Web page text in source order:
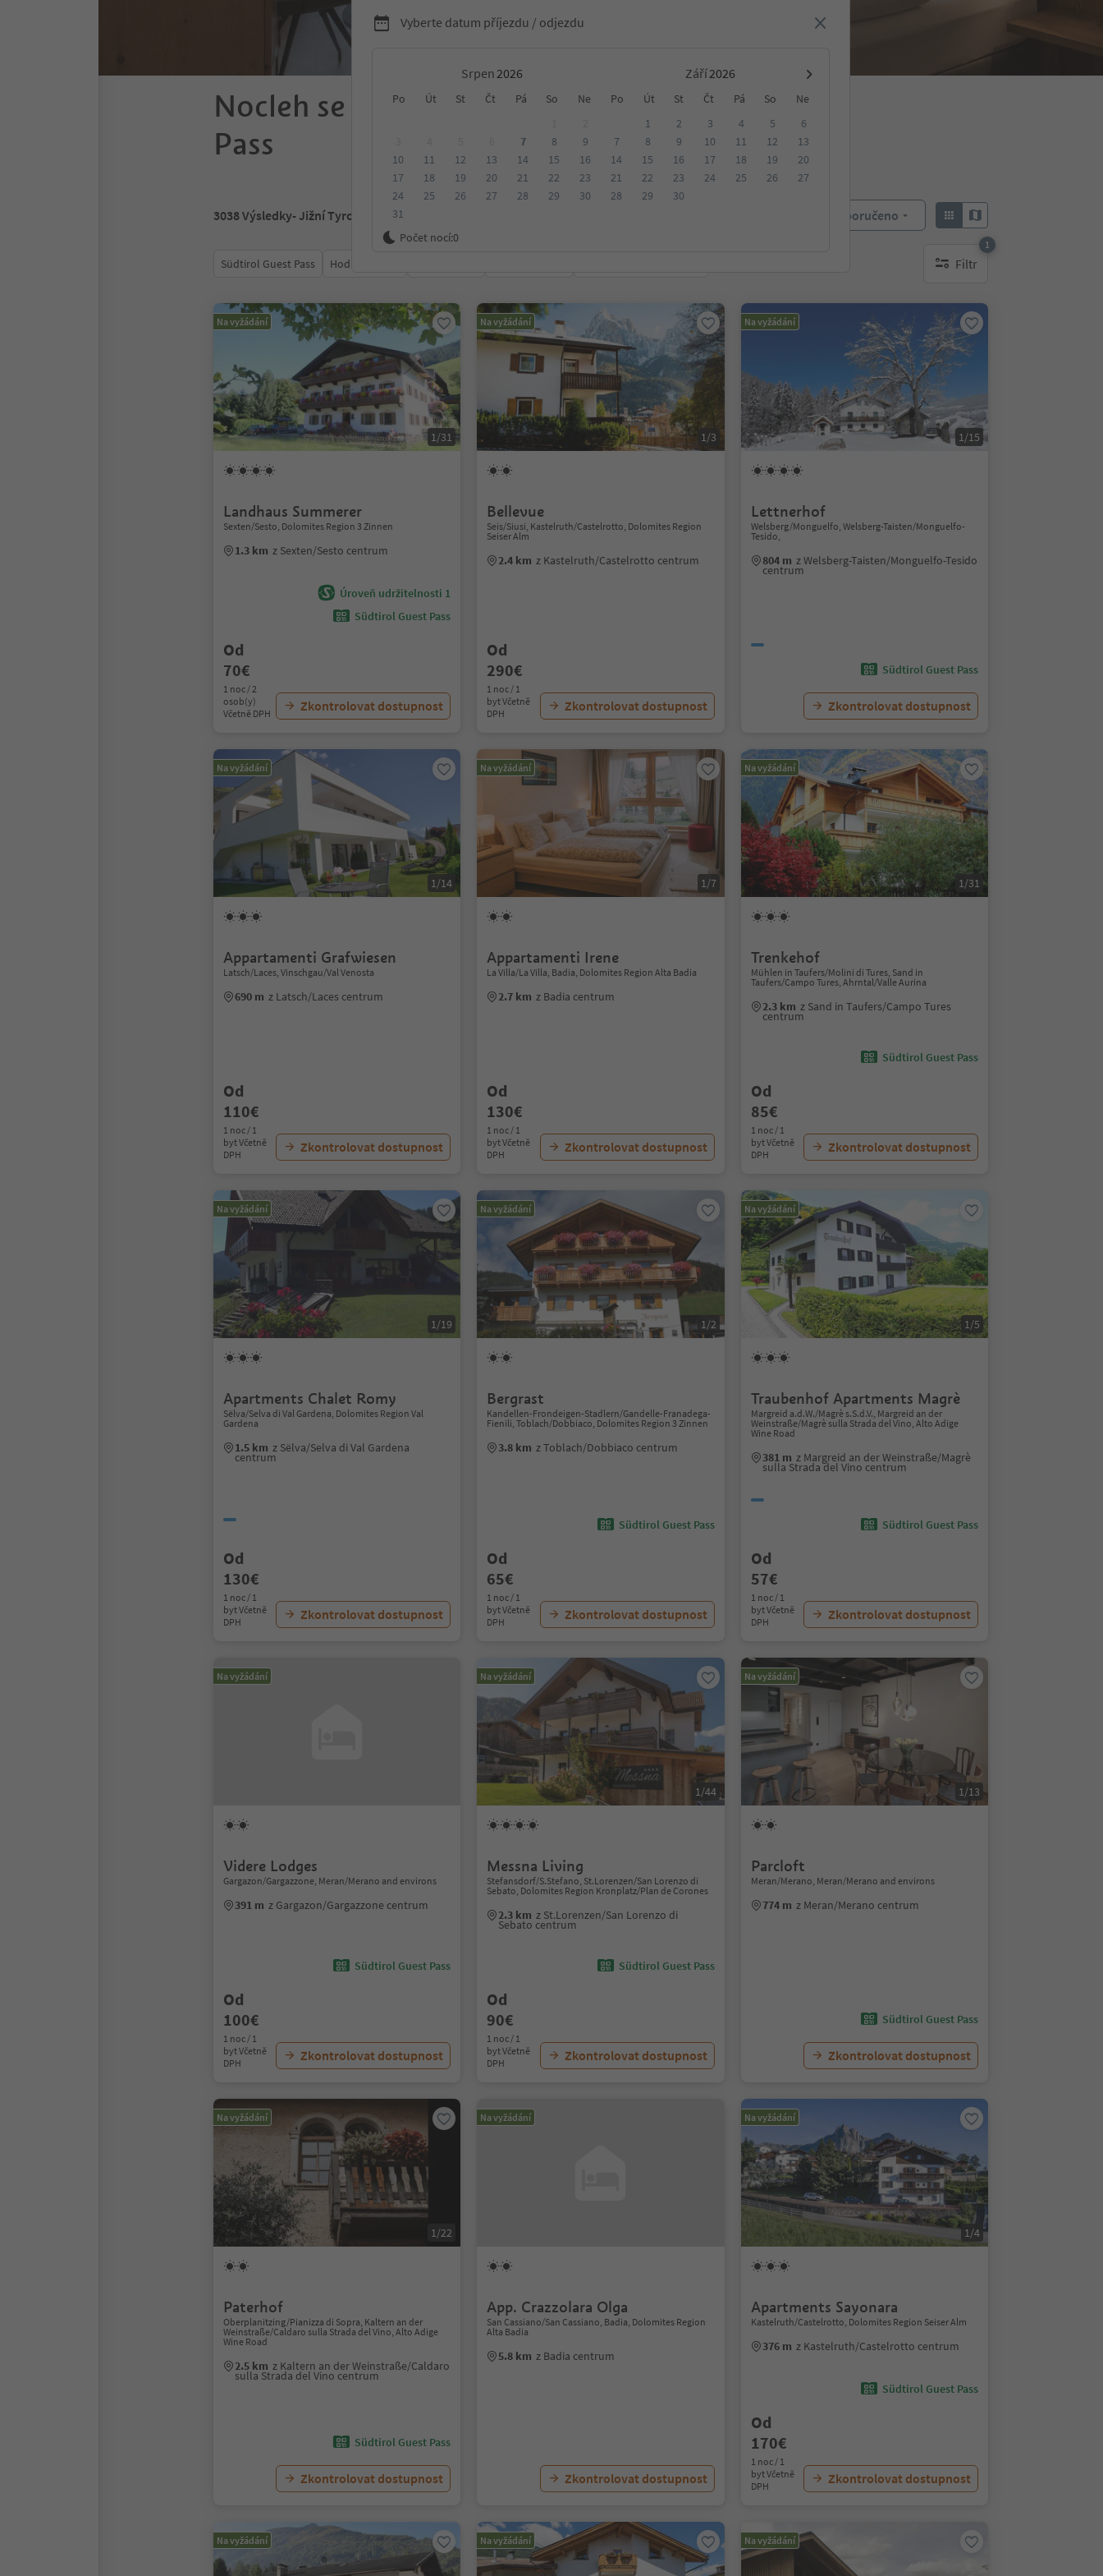
Vyberte datum příjezdu / odjezdu
Srpen Září
Po Út St Čt Pá So Ne Po Út St Čt Pá So
Ne
7 8
9
10
11 12 13 14 15
16
17
18 19 20 21 22
23
24
25 26 27 28 29
30
31
1 2 3 4 5
6
7
8 9 10 11 12
13
14
15 16 17 18 19
20
21
22 23 24 25 26
27
28
29 30
Počet nocí:0
Nocleh se snídaní s Südtirol Guest
Pass
3038Výsledky- Jižní Tyrolsko Doporučeno
Südtirol Guest Pass Hodnocení Filtr
1
1 aktywny filtr
Na vyžádání
1/31
Landhaus Summerer
Sexten/Sesto, Dolomites Region 3 Zinnen
1.3 km z Sexten/Sesto centrum
Úroveň udržitelnosti 1
Südtirol Guest Pass
Od
70€
1 noc / 2
osob(y)
Včetně DPH
Zkontrolovat dostupnost
Na vyžádání
1/3
Bellevue
Seis/Siusi, Kastelruth/Castelrotto, Dolomites Region
Seiser Alm
2.4 km z Kastelruth/Castelrotto centrum
Od
290€
1 noc / 1
byt Včetně
DPH
Zkontrolovat dostupnost
Na vyžádání
1/15
Lettnerhof
Welsberg/Monguelfo, Welsberg-Taisten/Monguelfo-
Tesido,
804 m z Welsberg-Taisten/Monguelfo-Tesido
centrum
Südtirol Guest Pass
Zkontrolovat dostupnost
Na vyžádání
1/14
Appartamenti Grafwiesen
Latsch/Laces, Vinschgau/Val Venosta
690 m z Latsch/Laces centrum
Od
110€
1 noc / 1
byt Včetně
DPH
Zkontrolovat dostupnost
Na vyžádání
1/7
Appartamenti Irene
La Villa/La Villa, Badia, Dolomites Region Alta Badia
2.7 km z Badia centrum
Od
130€
1 noc / 1
byt Včetně
DPH
Zkontrolovat dostupnost
Na vyžádání
1/31
Trenkehof
Mühlen in Taufers/Molini di Tures, Sand in
Taufers/Campo Tures, Ahrntal/Valle Aurina
2.3 km z Sand in Taufers/Campo Tures
centrum
Südtirol Guest Pass
Od
85€
1 noc / 1
byt Včetně
DPH
Zkontrolovat dostupnost
Na vyžádání
1/19
Apartments Chalet Romy
Sëlva/Selva di Val Gardena, Dolomites Region Val
Gardena
1.5 km z Sëlva/Selva di Val Gardena
centrum
Od
130€
1 noc / 1
byt Včetně
DPH
Zkontrolovat dostupnost
Na vyžádání
1/2
Bergrast
Kandellen-Frondeigen-Stadlern/Gandelle-Franadega-
Fienili, Toblach/Dobbiaco, Dolomites Region 3 Zinnen
3.8 km z Toblach/Dobbiaco centrum
Südtirol Guest Pass
Od
65€
1 noc / 1
byt Včetně
DPH
Zkontrolovat dostupnost
Na vyžádání
1/5
Traubenhof Apartments Magrè
Margreid a.d.W./Magrè s.S.d.V., Margreid an der
Weinstraße/Magrè sulla Strada del Vino, Alto Adige
Wine Road
381 m z Margreid an der Weinstraße/Magrè
sulla Strada del Vino centrum
Südtirol Guest Pass
Od
57€
1 noc / 1
byt Včetně
DPH
Zkontrolovat dostupnost
Na vyžádání
Videre Lodges
Gargazon/Gargazzone, Meran/Merano and environs
391 m z Gargazon/Gargazzone centrum
Südtirol Guest Pass
Od
100€
1 noc / 1
byt Včetně
DPH
Zkontrolovat dostupnost
Na vyžádání
1/44
Messna Living
Stefansdorf/S.Stefano, St.Lorenzen/San Lorenzo di
Sebato, Dolomites Region Kronplatz/Plan de Corones
2.3 km z St.Lorenzen/San Lorenzo di
Sebato centrum
Südtirol Guest Pass
Od
90€
1 noc / 1
byt Včetně
DPH
Zkontrolovat dostupnost
Na vyžádání
1/13
Parcloft
Meran/Merano, Meran/Merano and environs
774 m z Meran/Merano centrum
Südtirol Guest Pass
Zkontrolovat dostupnost
Na vyžádání
1/22
Paterhof
Oberplanitzing/Pianizza di Sopra, Kaltern an der
Weinstraße/Caldaro sulla Strada del Vino, Alto Adige
Wine Road
2.5 km z Kaltern an der Weinstraße/Caldaro
sulla Strada del Vino centrum
Südtirol Guest Pass
Zkontrolovat dostupnost
Na vyžádání
App. Crazzolara Olga
San Cassiano/San Cassiano, Badia, Dolomites Region
Alta Badia
5.8 km z Badia centrum
Zkontrolovat dostupnost
Na vyžádání
1/4
Apartments Sayonara
Kastelruth/Castelrotto, Dolomites Region Seiser Alm
376 m z Kastelruth/Castelrotto centrum
Südtirol Guest Pass
Od
170€
1 noc / 1
byt Včetně
DPH
Zkontrolovat dostupnost
Na vyžádání Na vyžádání Na vyžádání